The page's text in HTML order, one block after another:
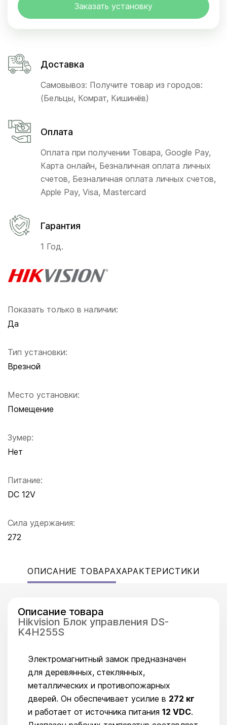
Показать только в наличии:
Да
Тип установки:
Врезной
Место установки:
Помещение
Зумер:
Нет
Питание:
DC 12V
Сила удержания:
272
Заказать установку
Доставка
Самовывоз: Получите товар из городов:
(Бельцы, Комрат, Кишинёв)
Оплата
Оплата при получении Товара, Google Pay,
Карта онлайн, Безналичная оплата личных
счетов, Безналичная оплата личных счетов,
Apple Pay, Visa, Mastercard
Гарантия
1 Год.
ОПИСАНИЕ ТОВАРАХАРАКТЕРИСТИКИ
Описание товара
Hikvision Блок управления DS-
K4H255S
Электромагнитный замок предназначен
для деревянных, стеклянных,
металлических и противопожарных
дверей. Он обеспечивает усилие в 272 кг
и работает от источника питания 12 VDC.